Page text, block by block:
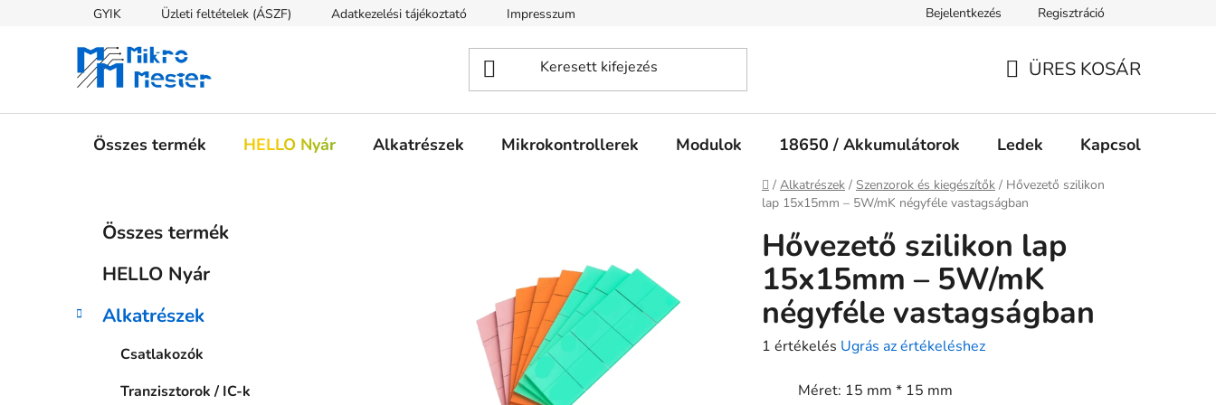
tartalomhoz
GYIK Üzleti feltételek (ÁSZF) Adatkezelési tájékoztató Impresszum Süti tájékoztató
Bejelentkezés Regisztráció
ÜRES KOSÁR
Összes termék HELLO Nyár Alkatrészek Mikrokontrollerek Modulok 18650 / Akkumulátorok Ledek Kapcsolók
Kezdőlap
/ Alkatrészek / Szenzorok és kiegészítők / Hővezető szilikon
lap 15x15mm – 5W/mK négyféle vastagságban
l
Kategóriák
átugrása
ó
Összes termék
HELLO Nyár
Alkatrészek
Csatlakozók
Tranzisztorok / IC-k
Hővezető szilikon lap
15x15mm – 5W/mK
négyféle vastagságban
A
átlagos
1 értékelés Ugrás az értékeléshez
Méret: 15 mm * 15 mm